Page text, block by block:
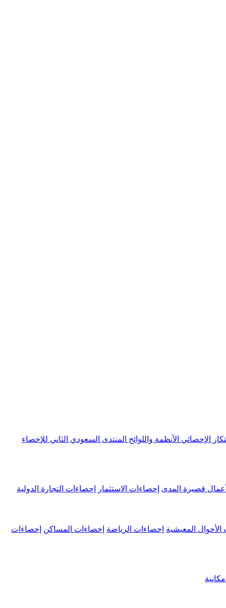
الإحصائي الأنظمة واللوائح المنتدى السعودي الثاني للإحصاء
قصيرة المدى إحصاءات الاستثمار إحصاءات التجارة الدولية
الأحوال المعيشية إحصاءات الرياضة إحصاءات المساكن إحصاءات